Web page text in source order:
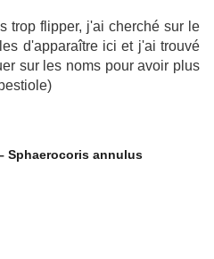
trop flipper, j'ai cherché sur le
d'apparaître ici et j'ai trouvé
sur les noms pour avoir plus
Sphaerocoris annulus